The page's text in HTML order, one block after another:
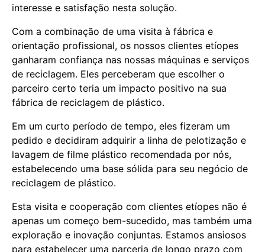
interesse e satisfação nesta solução.
Com a combinação de uma visita à fábrica e
orientação profissional, os nossos clientes etíopes
ganharam confiança nas nossas máquinas e serviços
de reciclagem. Eles perceberam que escolher o
parceiro certo teria um impacto positivo na sua
fábrica de reciclagem de plástico.
Em um curto período de tempo, eles fizeram um
pedido e decidiram adquirir a linha de pelotização e
lavagem de filme plástico recomendada por nós,
estabelecendo uma base sólida para seu negócio de
reciclagem de plástico.
Esta visita e cooperação com clientes etíopes não é
apenas um começo bem-sucedido, mas também uma
exploração e inovação conjuntas. Estamos ansiosos
para estabelecer uma parceria de longo prazo com